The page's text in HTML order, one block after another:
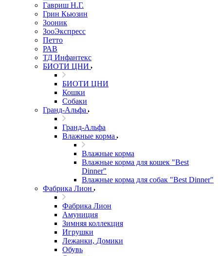
Гавриш Н.Г.
Грин Кьюзин
Зооник
ЗооЭкспресс
Петто
РАВ
ТД Инфантекс
БИОТИ ЦНИ
БИОТИ ЦНИ
Кошки
Собаки
Гранд-Альфа
Гранд-Альфа
Влажные корма
Влажные корма
Влажные корма для кошек "Best
Dinner"
Влажные корма для собак "Best Dinner"
Фабрика Лион
Фабрика Лион
Амуниция
Зимняя коллекция
Игрушки
Лежанки, Домики
Обувь